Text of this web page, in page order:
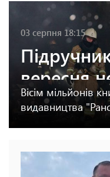
03 серпня 18:15
вересня
наслідки
атаки на
Вісім мільйонів
видавництва